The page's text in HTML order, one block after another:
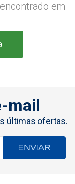
em
mail
últimas ofertas.
ENVIAR